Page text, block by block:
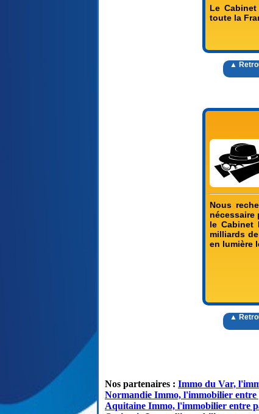
Le
toute la
▲
Nous
nécessaire
le Cabinet
milliards
en lumière
▲
Nos partenaires : Immo du Var,
Normandie Immo, l'immobilier
Aquitaine Immo, l'immobilier entre